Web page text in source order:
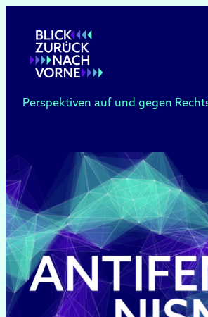
springen
Perspektiven auf und gegen